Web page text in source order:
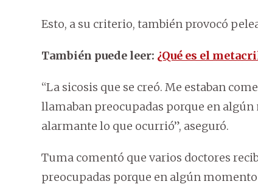
Esto, a su criterio, también provocó
También puede leer: ¿Qué es el
“La sicosis que se creó. Me estaban
llamaban preocupadas porque en algún
alarmante lo que ocurrió”, aseguró.
Tuma comentó que varios doctores
preocupadas porque en algún